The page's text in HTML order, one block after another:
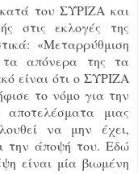
του ΣΥΡΙΖΑ και
στις εκλογές της
«Μεταρρύθμιση
απόνερα της τα
είναι ότι ο ΣΥΡΙΖΑ
το νόμο για την
μιας
να μην έχει,
την άποψή του. Εδώ
είναι μία βιωμένη